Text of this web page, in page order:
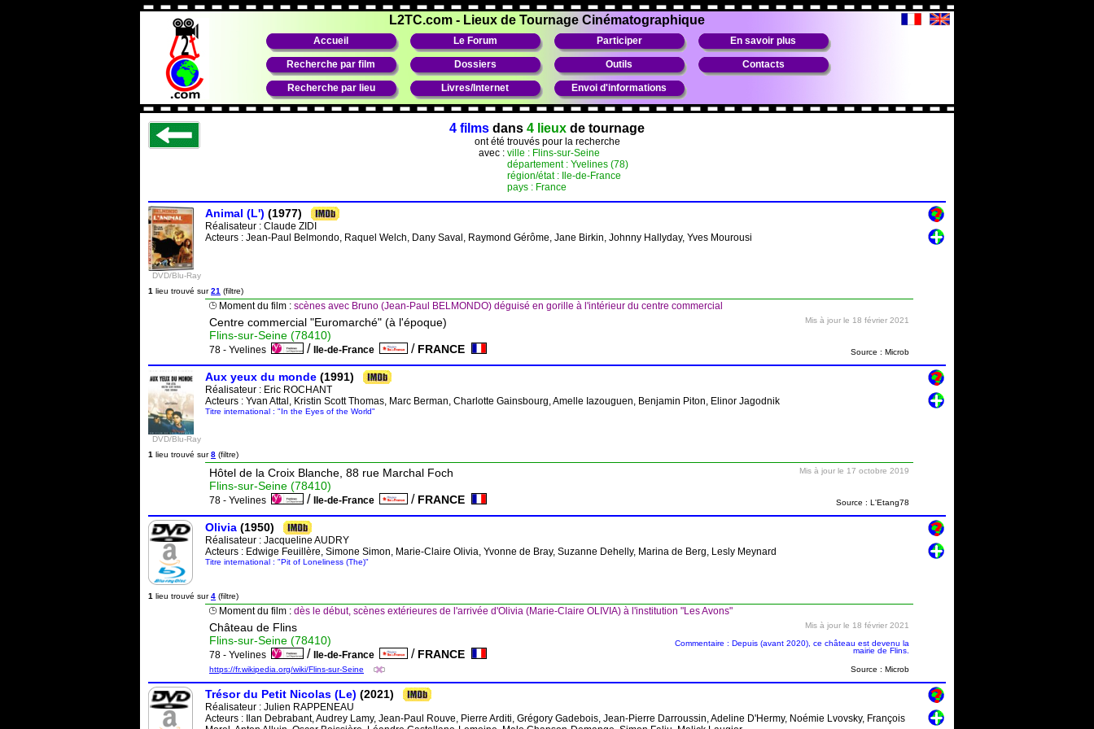
L2TC.com - Lieux de Tournage Cinématographique
Accueil Le Forum Participer En savoir plus
Recherche par film Dossiers Outils Contacts
Recherche par lieu Livres/Internet Envoi d'informations
4 films dans 4 lieux de tournage
ont été trouvés pour la recherche
avec : ville : Flins-sur-Seine
département : Yvelines (78)
région/état : Ile-de-France
pays : France
DVD/Blu-Ray
Animal (L') (1977)
Réalisateur : Claude ZIDI
Acteurs : Jean-Paul Belmondo, Raquel Welch, Dany Saval, Raymond Gérôme, Jane Birkin, Johnny Hallyday, Yves Mourousi
1 lieu trouvé sur21 (filtre)
Moment du film : scènes avec Bruno (Jean-Paul BELMONDO) déguisé en gorille à l'intérieur du centre commercial
Centre commercial "Euromarché" (à l'époque)
Flins-sur-Seine (78410)
78 - Yvelines / Ile-de-France / FRANCE
Mis à jour le 18 février 2021
Source : Microb
DVD/Blu-Ray
Aux yeux du monde (1991)
Réalisateur : Eric ROCHANT
Acteurs : Yvan Attal, Kristin Scott Thomas, Marc Berman, Charlotte Gainsbourg, Amelle Iazouguen, Benjamin Piton, Elinor Jagodnik
Titre international : "In the Eyes of the World"
1 lieu trouvé sur8 (filtre)
Hôtel de la Croix Blanche, 88 rue Marchal Foch
Flins-sur-Seine (78410)
78 - Yvelines / Ile-de-France / FRANCE
Mis à jour le 17 octobre 2019
Source : L'Etang78
Olivia (1950)
Réalisateur : Jacqueline AUDRY
Acteurs : Edwige Feuillère, Simone Simon, Marie-Claire Olivia, Yvonne de Bray, Suzanne Dehelly, Marina de Berg, Lesly Meynard
Titre international : "Pit of Loneliness (The)"
1 lieu trouvé sur4 (filtre)
Moment du film : dès le début, scènes extérieures de l'arrivée d'Olivia (Marie-Claire OLIVIA) à l'institution "Les Avons"
Château de Flins
Flins-sur-Seine (78410)
78 - Yvelines / Ile-de-France / FRANCE
https://fr.wikipedia.org/wiki/Flins-sur-Seine
Mis à jour le 18 février 2021
Commentaire : Depuis (avant 2020), ce château est devenu la
mairie de Flins.
Source : Microb
Trésor du Petit Nicolas (Le) (2021)
Réalisateur : Julien RAPPENEAU
Acteurs : Ilan Debrabant, Audrey Lamy, Jean-Paul Rouve, Pierre Arditi, Grégory Gadebois, Jean-Pierre Darroussin, Adeline D'Hermy, Noémie Lvovsky, François